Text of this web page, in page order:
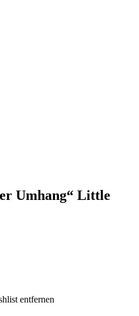
Umhang“ Little
entfernen